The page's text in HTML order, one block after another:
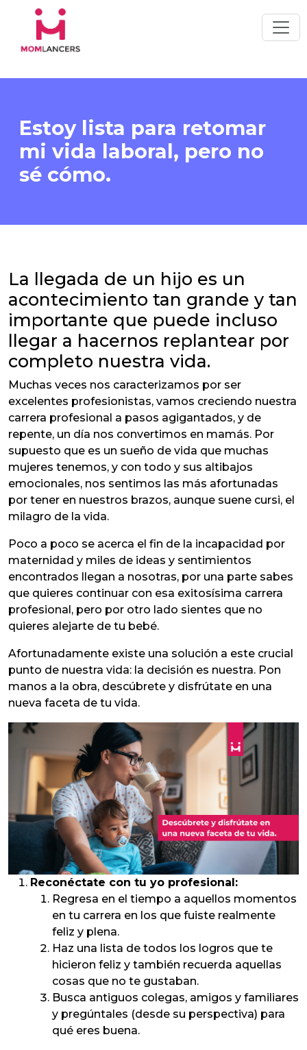
Estoy lista para retomar
mi vida laboral, pero no
sé cómo.
La llegada de un hijo es un
acontecimiento tan grande y tan
importante que puede incluso
llegar a hacernos replantear por
completo nuestra vida.
Muchas veces nos caracterizamos por ser
excelentes profesionistas, vamos creciendo nuestra
carrera profesional a pasos agigantados, y de
repente, un día nos convertimos en mamás. Por
supuesto que es un sueño de vida que muchas
mujeres tenemos, y con todo y sus altibajos
emocionales, nos sentimos las más afortunadas
por tener en nuestros brazos, aunque suene cursi, el
milagro de la vida.
Poco a poco se acerca el fin de la incapacidad por
maternidad y miles de ideas y sentimientos
encontrados llegan a nosotras, por una parte sabes
que quieres continuar con esa exitosísima carrera
profesional, pero por otro lado sientes que no
quieres alejarte de tu bebé.
Afortunadamente existe una solución a este crucial
punto de nuestra vida: la decisión es nuestra. Pon
manos a la obra, descúbrete y disfrútate en una
nueva faceta de tu vida.
Reconéctate con tu yo profesional:
Regresa en el tiempo a aquellos momentos
en tu carrera en los que fuiste realmente
feliz y plena.
Haz una lista de todos los logros que te
hicieron feliz y también recuerda aquellas
cosas que no te gustaban.
Busca antiguos colegas, amigos y familiares
y pregúntales (desde su perspectiva) para
qué eres buena.